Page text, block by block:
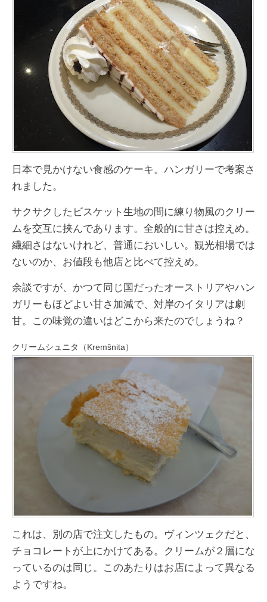
日本で見かけない食感のケーキ。ハンガリーで考案さ
れました。
サクサクしたビスケット生地の間に練り物風のクリー
ムを交互に挟んであります。全般的に甘さは控えめ。
繊細さはないけれど、普通においしい。観光相場では
ないのか、お値段も他店と比べて控えめ。
余談ですが、かつて同じ国だったオーストリアやハン
ガリーもほどよい甘さ加減で、対岸のイタリアは劇
甘。この味覚の違いはどこから来たのでしょうね？
クリームシュニタ（Kremšnita）
これは、別の店で注文したもの。ヴィンツェクだと、
チョコレートが上にかけてある。クリームが２層にな
っているのは同じ。このあたりはお店によって異なる
ようですね。